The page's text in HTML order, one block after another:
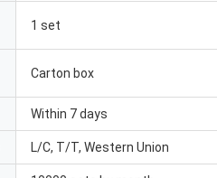
1 set
Carton box
Within 7 days
L/C, T/T, Western Union